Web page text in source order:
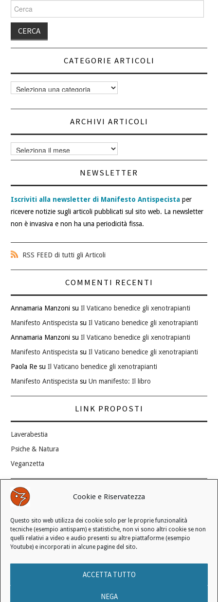
Cookie e Riservatezza
Questo sito web utilizza dei cookie solo per le proprie funzionalità
tecniche (esempio antispam) e statistiche, non vi sono altri cookie se non
quelli relativi a video e audio presenti su altre piattaforme (esempio
Youtube) e incorporati in alcune pagine del sito.
ACCETTA TUTTO
NEGA
Cerca
per:
CATEGORIE ARTICOLI
Categorie
articoli
ARCHIVI ARTICOLI
Archivi
articoli
NEWSLETTER
Iscriviti alla newsletter di Manifesto Antispecista per
ricevere notizie sugli articoli pubblicati sul sito web. La newsletter
non è invasiva e non ha una periodicità fissa.
RSS FEED di tutti gli Articoli
COMMENTI RECENTI
Annamaria Manzoni suIl Vaticano benedice gli xenotrapianti
Manifesto Antispecista suIl Vaticano benedice gli xenotrapianti
Annamaria Manzoni suIl Vaticano benedice gli xenotrapianti
Manifesto Antispecista suIl Vaticano benedice gli xenotrapianti
Paola Re suIl Vaticano benedice gli xenotrapianti
Manifesto Antispecista suUn manifesto: Il libro
LINK PROPOSTI
Laverabestia
Psiche & Natura
Veganzetta
Modifica consenso ai cookie
REVOCA IL TUO CONSENSO
Stato attuale: Negato
INFORMATIVA SUI COOKIE|